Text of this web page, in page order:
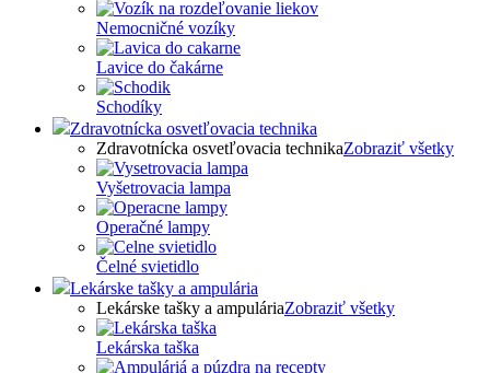
Nemocničné vozíky
Lavice do čakárne
Schodíky
Zdravotnícka osvetľovacia technika
Zdravotnícka osvetľovacia technikaZobraziť všetky
Vyšetrovacia lampa
Operačné lampy
Čelné svietidlo
Lekárske tašky a ampulária
Lekárske tašky a ampuláriaZobraziť všetky
Lekárska taška